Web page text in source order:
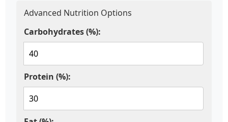
Advanced Nutrition Options
Carbohydrates (%):
Protein (%):